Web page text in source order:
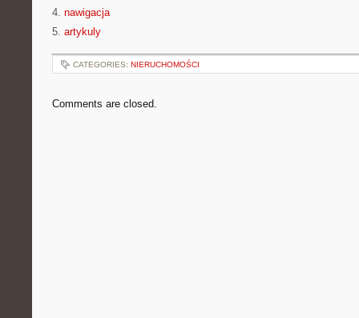
4. nawigacja
5. artykuly
CATEGORIES: NIERUCHOMOŚCI
Comments are closed.